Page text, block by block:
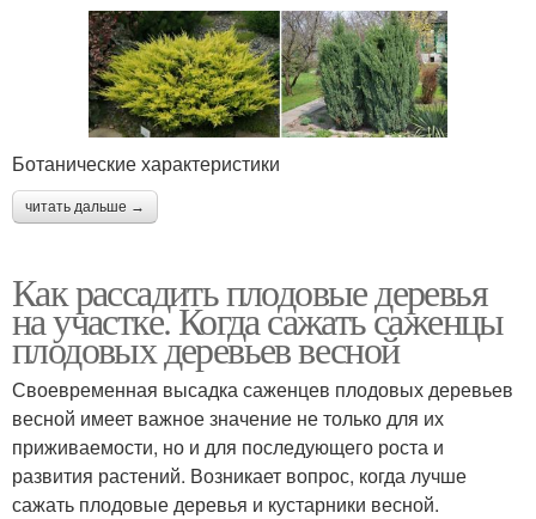
Ботанические характеристики
читать дальше →
Как рассадить плодовые деревья
на участке. Когда сажать саженцы
плодовых деревьев весной
Своевременная высадка саженцев плодовых деревьев
весной имеет важное значение не только для их
приживаемости, но и для последующего роста и
развития растений. Возникает вопрос, когда лучше
сажать плодовые деревья и кустарники весной.